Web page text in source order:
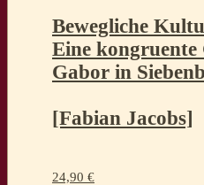
Bewegliche
Eine kongruente
Gabor in
[Fabian Jacobs]
24,90 €